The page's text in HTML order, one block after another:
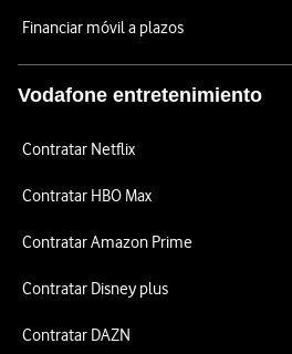
Financiar móvil a plazos
Vodafone entretenimiento
Contratar Netflix
Contratar HBO Max
Contratar Amazon Prime
Contratar Disney plus
Contratar DAZN